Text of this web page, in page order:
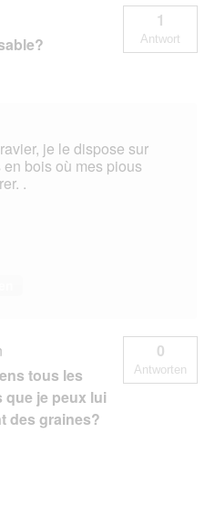
1
Antwort
je le dispose sur
bois où mes pious
.
tous les
que je peux lui
des graines?
0
Antworten